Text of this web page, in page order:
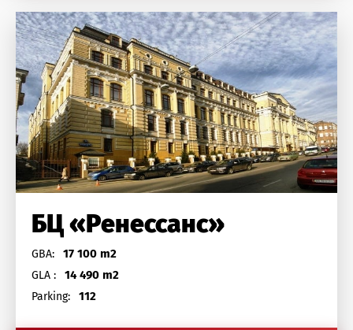
БЦ «Ренессанс»
GBA: 17 100 m2
GLA : 14 490 m2
Parking: 112